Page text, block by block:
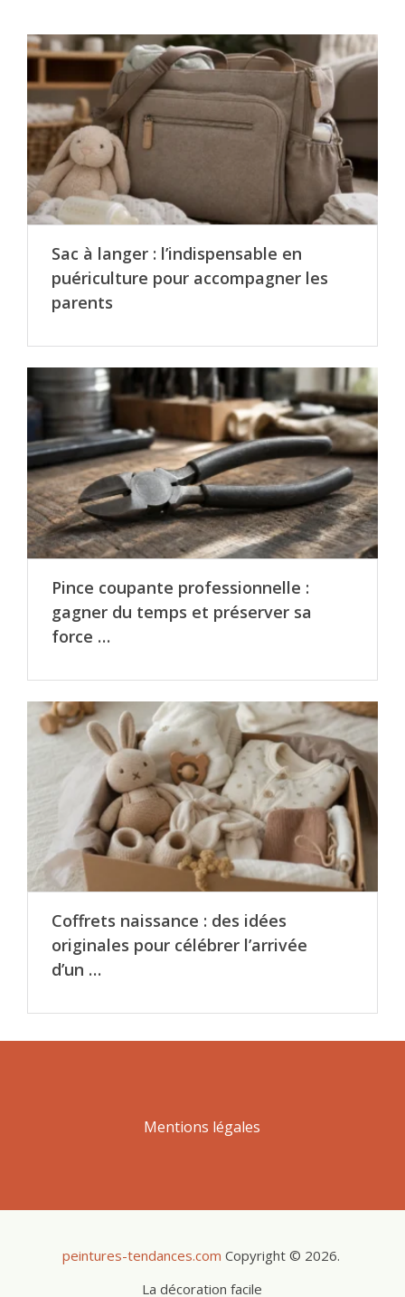
Sac à langer : l’indispensable en
puériculture pour accompagner les
parents
Pince coupante professionnelle :
gagner du temps et préserver sa
force …
Coffrets naissance : des idées
originales pour célébrer l’arrivée
d’un …
Mentions légales
peintures-tendances.com Copyright © 2026.
La décoration facile